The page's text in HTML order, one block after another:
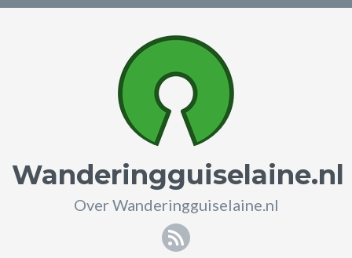
Wanderingguiselaine.nl
Over Wanderingguiselaine.nl
RSS